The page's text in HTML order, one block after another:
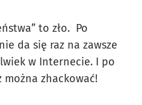
to zło. Po
da się raz na zawsze
w Internecie. I po
zhackować!